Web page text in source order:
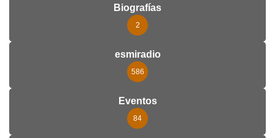
Biografías
2
esmiradio
586
Eventos
84